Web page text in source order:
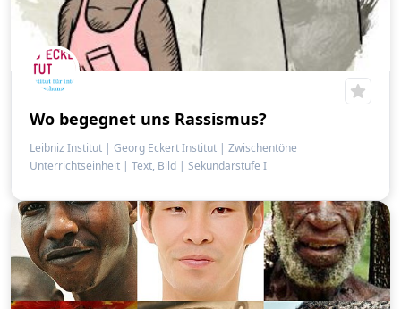
Wo begegnet uns Rassismus?
Leibniz Institut | Georg Eckert Institut | Zwischentöne
Unterrichtseinheit | Text, Bild | Sekundarstufe I